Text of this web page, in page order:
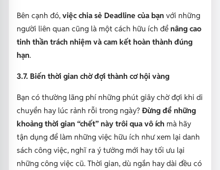
Bên cạnh đó, việc chia sẻ Deadline của bạn với những
người liên quan cũng là một cách hữu ích đểnâng cao
tinh thần trách nhiệm và cam kết hoàn thành đúng
hạn.
3.7. Biến thời gian chờ đợi thành cơ hội vàng
Bạn có thường lãng phí những phút giây chờ đợi khi di
chuyển hay lúc rảnh rỗi trong ngày? Đừng để những
khoảng thời gian “chết” này trôi qua vô ích mà hãy
tận dụng để làm những việc hữu ích như xem lại danh
sách công việc, nghĩ ra ý tưởng mới hay tối ưu lại
những công việc cũ. Thời gian, dù ngắn hay dài đều có